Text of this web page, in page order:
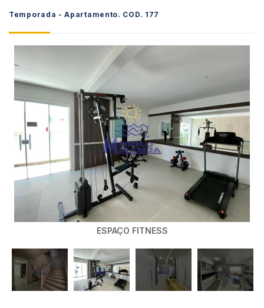
Temporada - Apartamento. COD. 177
ESPAÇO FITNESS
VISTA DA PORTA DA ENTRADA